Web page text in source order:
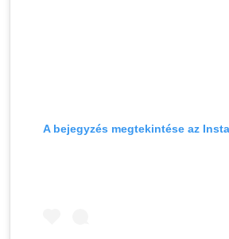
A bejegyzés megtekintése az